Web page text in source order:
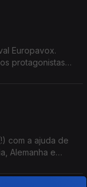
Europavox.
protagonistas
com a ajuda de
Alemanha e